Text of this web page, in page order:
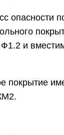
опасности
и
покрытие